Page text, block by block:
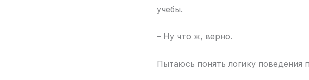
учебы.
– Ну что ж, верно.
Пытаюсь понять логику поведения